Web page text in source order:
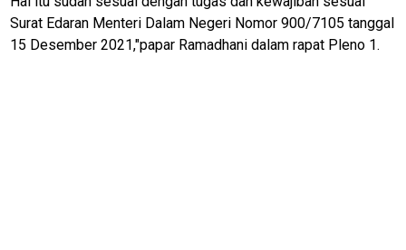
Surat Edaran Menteri Dalam Negeri Nomor 900/7105 tanggal
15 Desember 2021,"papar Ramadhani dalam rapat Pleno 1.
Otomotif
infotorial